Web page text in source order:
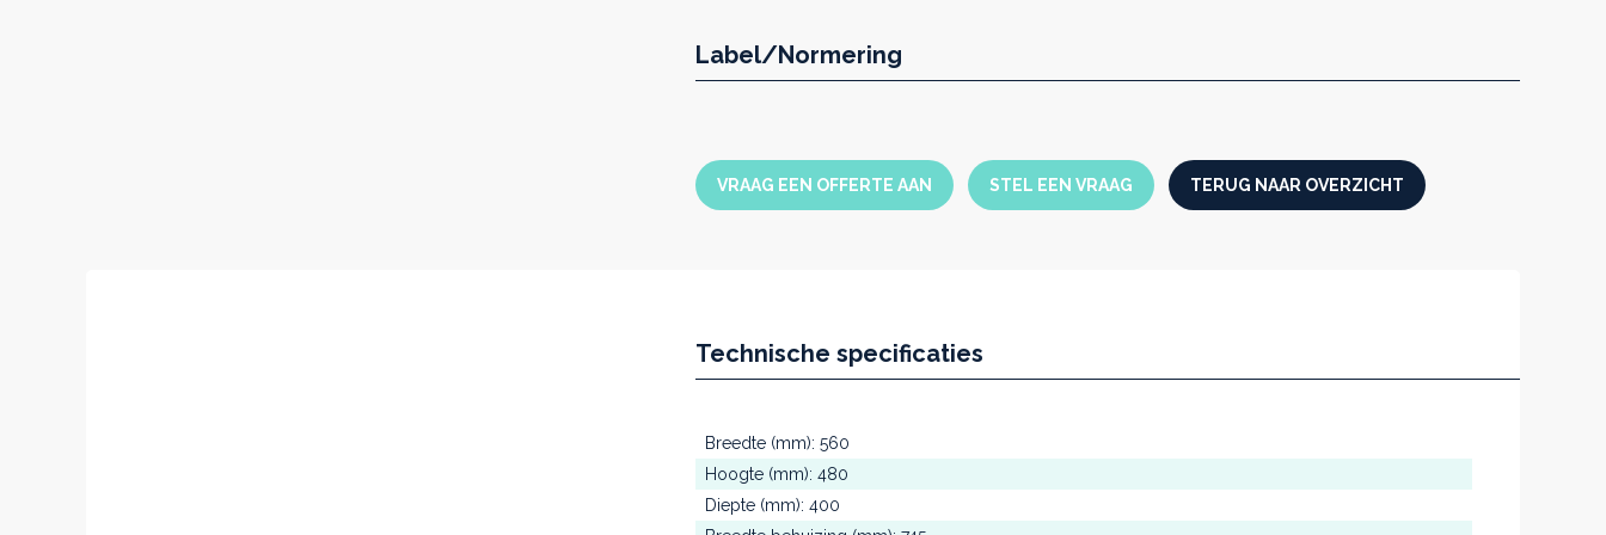
onderhoudsvriendelijk inox, langs zowel de binnen- als buitenkant
Precieze en homogene temperatuur door uniek verwarmconcept
3 jaar garantie wereldwijd
Label/Normering
VRAAG EEN OFFERTE AAN STEL EEN VRAAG TERUG NAAR OVERZICHT
Technische specificaties
Breedte (mm): 560
Hoogte (mm): 480
Diepte (mm): 400